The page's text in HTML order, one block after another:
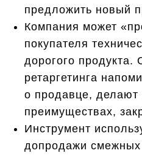
предложить новый
Компания может
покупателя
дорогого продукта.
ретаргетинга
о продавце, делают
преимуществах,
Инструмент
допродажи смежных